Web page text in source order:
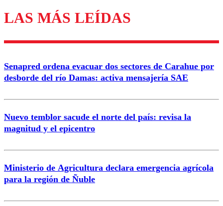
Enviar comentario
LAS MÁS LEÍDAS
Senapred ordena evacuar dos sectores de Carahue por
desborde del río Damas: activa mensajería SAE
Nuevo temblor sacude el norte del país: revisa la
magnitud y el epicentro
Ministerio de Agricultura declara emergencia agrícola
para la región de Ñuble